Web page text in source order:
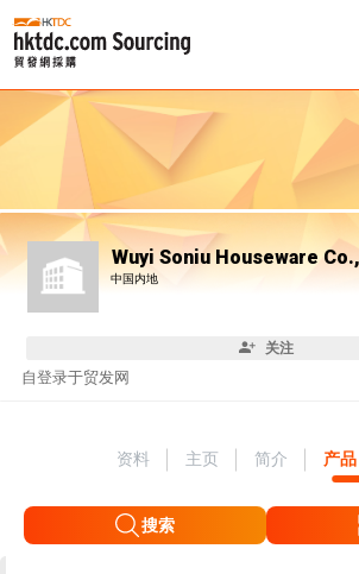
Wuyi Soniu Houseware
中国内地
关注
自登录于贸发网
资料 主页 简介 产
搜索